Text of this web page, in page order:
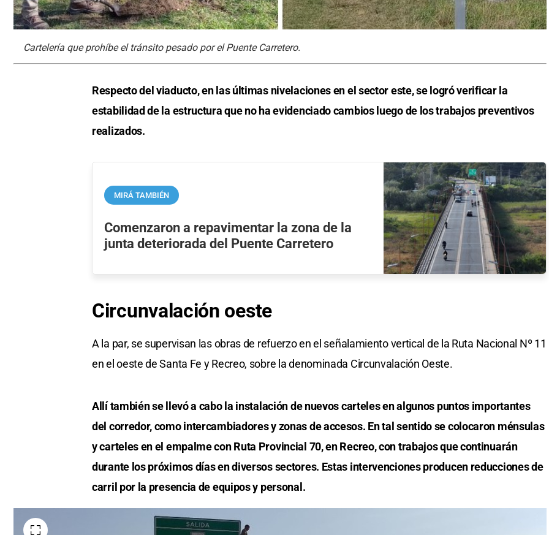
Cartelería que prohíbe el tránsito pesado por el Puente Carretero.
Respecto del viaducto, en las últimas nivelaciones en el sector este, se logró verificar la
estabilidad de la estructura que no ha evidenciado cambios luego de los trabajos preventivos
realizados.
MIRÁ TAMBIÉN
Comenzaron a repavimentar la zona de la
junta deteriorada del Puente Carretero
Circunvalación oeste
A la par, se supervisan las obras de refuerzo en el señalamiento vertical de la Ruta Nacional Nº 11
en el oeste de Santa Fe y Recreo, sobre la denominada Circunvalación Oeste.
Allí también se llevó a cabo la instalación de nuevos carteles en algunos puntos importantes
del corredor, como intercambiadores y zonas de accesos. En tal sentido se colocaron ménsulas
y carteles en el empalme con Ruta Provincial 70, en Recreo, con trabajos que continuarán
durante los próximos días en diversos sectores. Estas intervenciones producen reducciones de
carril por la presencia de equipos y personal.